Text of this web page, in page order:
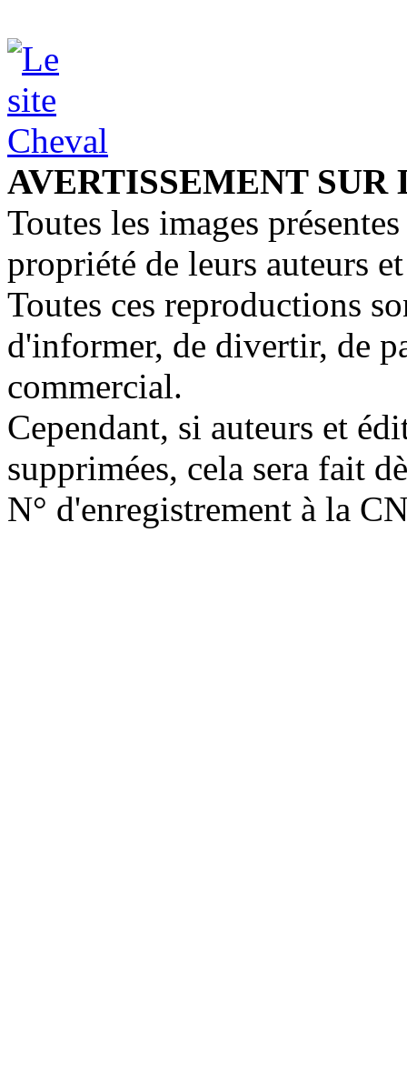
AVERTISSEMENT
Toutes les images
propriété de leurs auteurs
Toutes ces reproductions
d'informer, de divertir, de
commercial.
Cependant, si auteurs et
supprimées, cela sera fait
N° d'enregistrement à la